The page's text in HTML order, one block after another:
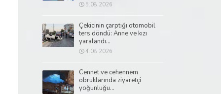
5.08.2026
Çekicinin çarptığı otomobil
ters döndü: Anne ve kızı
yaralandı...
4.08.2026
Cennet ve cehennem
obruklarında ziyaretçi
yoğunluğu...